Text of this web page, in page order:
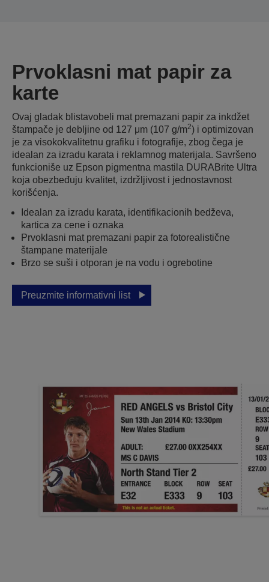
Prvoklasni mat papir za
karte
Оvaj gladak blistavobeli mat premazani papir za inkdžet
štampače je debljine od 127 μm (107 g/m2) i optimizovan
je za visokokvalitetnu grafiku i fotografije, zbog čega je
idealan za izradu karata i reklamnog materijala. Savršeno
funkcioniše uz Epson pigmentna mastila DURABrite Ultra
koja obezbeđuju kvalitet, izdržljivost i jednostavnost
korišćenja.
Idealan za izradu karata, identifikacionih bedževa,
kartica za cene i oznaka
Prvoklasni mat premazani papir za fotorealistične
štampane materijale
Brzo se suši i otporan je na vodu i ogrebotine
Preuzmite informativni list